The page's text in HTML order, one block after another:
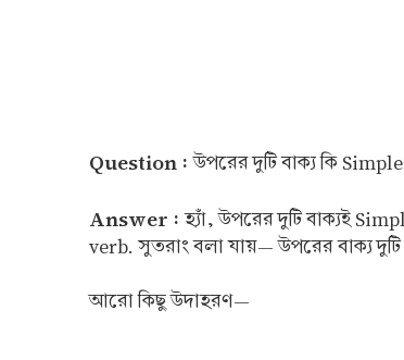
Question : উপরের দুটি বাক্য কি
Answer : হ্যাঁ, উপরের দুটি বাক্যই
verb. সুতরাং বলা যায়— উপরের বাক্য
আরো কিছু উদাহরণ—